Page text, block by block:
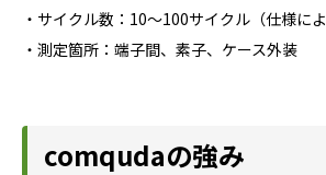
・サイクル数：10～100サイクル（仕様によ
・測定箇所：端子間、素子、ケース外装
comqudaの強み